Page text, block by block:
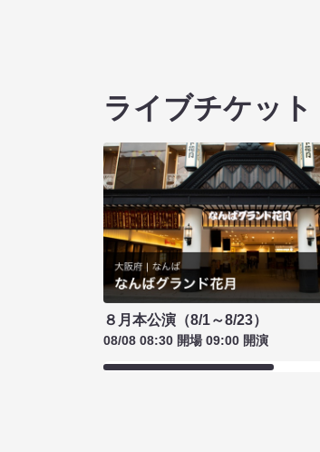
ライブチケット
８月本公演（8/1～8/23）
08/08 08:30 開場 09:00 開演